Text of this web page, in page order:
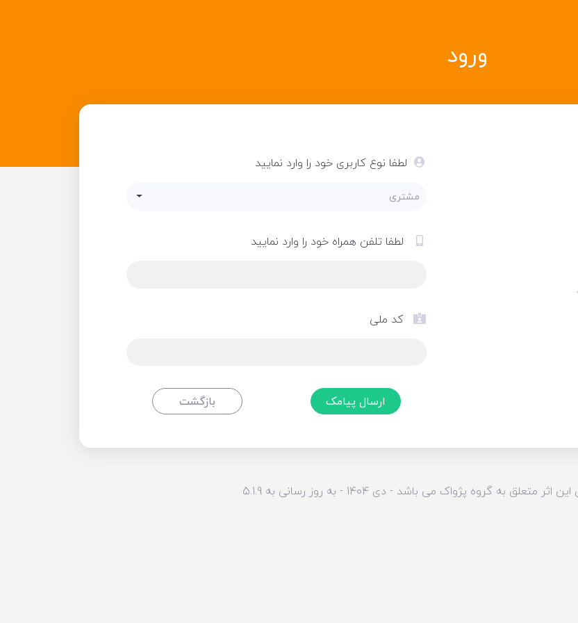
ورود
لطفا نوع کاربری خود را وارد نمایید
مشتری
لطفا تلفن همراه خود را وارد نمایید
کد ملی
ارسال پیامک بازگشت
به گروه پژواک می باشد - دی 1404 - به روز رسانی به 5.1.9